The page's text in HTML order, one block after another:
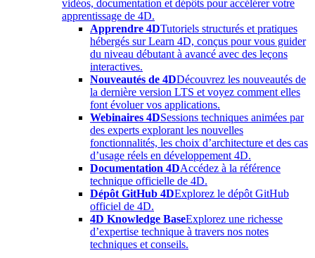
vidéos, documentation et dépôts pour accélérer votre
apprentissage de 4D.
Apprendre 4DTutoriels structurés et pratiques
hébergés sur Learn 4D, conçus pour vous guider
du niveau débutant à avancé avec des leçons
interactives.
Nouveautés de 4DDécouvrez les nouveautés de
la dernière version LTS et voyez comment elles
font évoluer vos applications.
Webinaires 4DSessions techniques animées par
des experts explorant les nouvelles
fonctionnalités, les choix d’architecture et des cas
d’usage réels en développement 4D.
Documentation 4DAccédez à la référence
technique officielle de 4D.
Dépôt GitHub 4DExplorez le dépôt GitHub
officiel de 4D.
4D Knowledge BaseExplorez une richesse
d’expertise technique à travers nos notes
techniques et conseils.